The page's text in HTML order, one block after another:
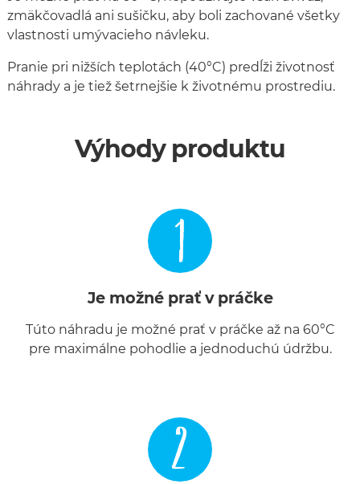
zmäkčovadlá ani sušičku, aby boli zachované všetky
vlastnosti umývacieho návleku.
Pranie pri nižších teplotách (40°C) predĺži životnosť
náhrady a je tiež šetrnejšie k životnému prostrediu.
Výhody produktu
1
Je možné prať v práčke
Túto náhradu je možné prať v práčke až na 60°C
pre maximálne pohodlie a jednoduchú údržbu.
2